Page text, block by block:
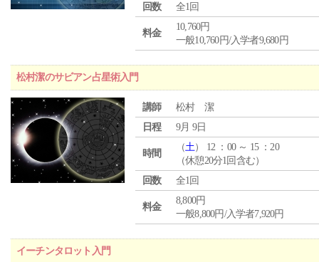
回数
全1回
料金
10,760円
一般10,760円/入学者9,680円
松村潔のサビアン占星術入門
講師
松村 潔
日程
9月 9日
時間
（土） 12 ：00 ～ 15 ：20
（休憩20分1回含む）
回数
全1回
料金
8,800円
一般8,800円/入学者7,920円
イーチンタロット入門